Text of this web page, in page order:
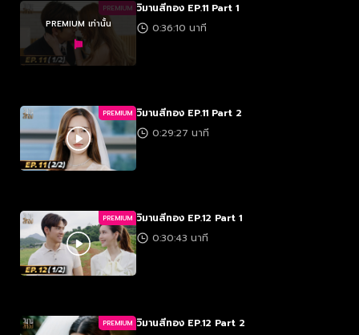
PREMIUM
PREMIUM เท่านั้น
วิมานสีทอง EP.11 Part 1
0:36:10 นาที
PREMIUM วิมานสีทอง EP.11 Part 2
0:29:27 นาที
PREMIUM วิมานสีทอง EP.12 Part 1
0:30:43 นาที
PREMIUM วิมานสีทอง EP.12 Part 2